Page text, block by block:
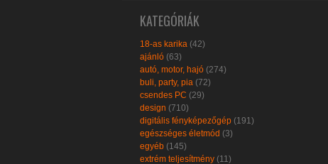
KATEGÓRIÁK
18-as karika (42)
ajánló (63)
autó, motor, hajó (274)
buli, party, pia (72)
csendes PC (29)
design (710)
digitális fényképezőgép (191)
egészséges életmód (3)
egyéb (145)
extrém teljesítmény (11)